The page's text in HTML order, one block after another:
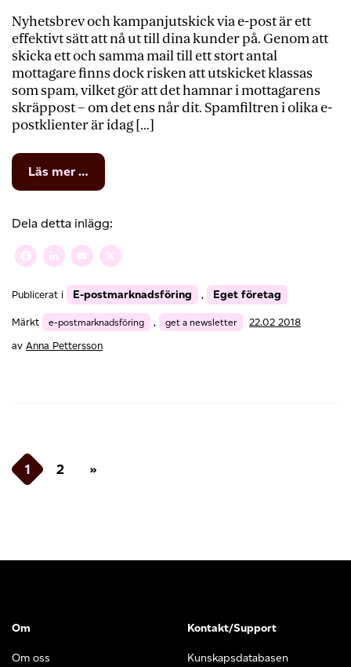
Nyhetsbrev och kampanjutskick via e-post är ett
effektivt sätt att nå ut till dina kunder på. Genom att
skicka ett och samma mail till ett stort antal
mottagare finns dock risken att utskicket klassas
som spam, vilket gör att det hamnar i mottagarens
skräppost – om det ens når dit. Spamfiltren i olika e-
postklienter är idag […]
Läs mer …
Hur
jag
att
mina
nyhetsbrev
i
spamfiltret?
Dela detta inlägg:
Facebook
LinkedIn
Email
Publicerat i E-postmarknadsföring , Eget företag
Märkt e-postmarknadsföring , get a newsletter
22.02 2018
av Anna Pettersson
Inläggsnavigering
1 2 »
Om
Om oss
Kontakt/Support
Kunskapsdatabasen